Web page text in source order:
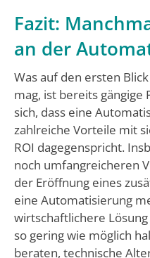
Fazit:
an der
Was auf den ersten
mag, ist bereits
sich, dass eine
zahlreiche Vorteile mit
ROI dagegenspricht.
noch umfangreicheren
der Eröffnung eines
eine Automatisierung
wirtschaftlichere
so gering wie möglich
beraten, technische